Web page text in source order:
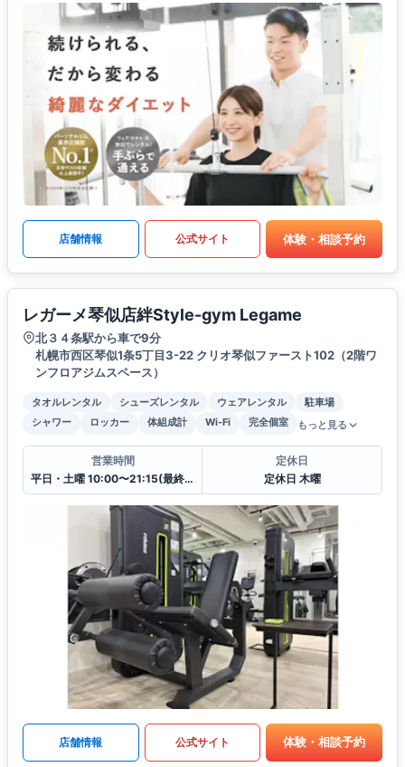
店舗情報 公式サイト 体験・相談予約
レガーメ琴似店絆Style-gym Legame
北３４条駅から車で9分
札幌市西区琴似1条5丁目3-22 クリオ琴似ファースト102（2階ワ
ンフロアジムスペース）
タオルレンタル シューズレンタル ウェアレンタル
駐車場
シャワー
ロッカー 体組成計 Wi-Fi 完全個室 もっと見る
営業時間
平日・土曜 10:00〜21:15(最終受付 20:30) 日曜・祝日 10:00〜17:15(最終受付 16:30)
定休日
定休日 木曜
店舗情報 公式サイト 体験・相談予約